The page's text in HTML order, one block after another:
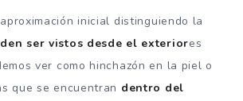
inicial distinguiendo la
ser vistos desde el exteriores
ver como hinchazón en la piel o
que se encuentran dentro del